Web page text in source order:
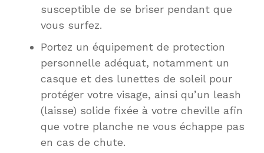
susceptible de se briser pendant que
vous surfez.
Portez un équipement de protection
personnelle adéquat, notamment un
casque et des lunettes de soleil pour
protéger votre visage, ainsi qu’un leash
(laisse) solide fixée à votre cheville afin
que votre planche ne vous échappe pas
en cas de chute.